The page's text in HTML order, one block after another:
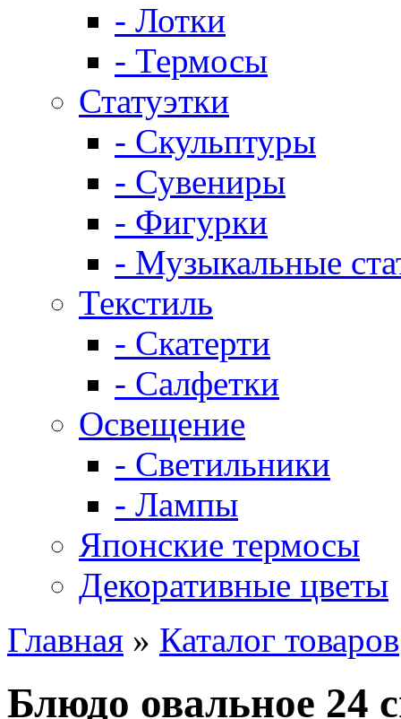
- Лотки
- Термосы
Статуэтки
- Скульптуры
- Сувениры
- Фигурки
- Музыкальные
Текстиль
- Скатерти
- Салфетки
Освещение
- Светильники
- Лампы
Японские термосы
Декоративные цветы
Главная » Каталог товаров
Блюдо овальное